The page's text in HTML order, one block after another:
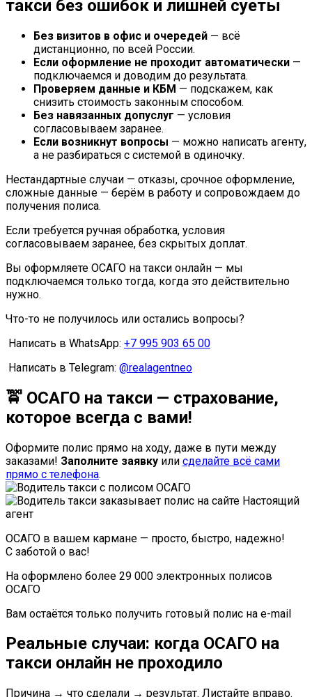
такси без ошибок и лишней суеты
Без визитов в офис и очередей — всё
дистанционно, по всей России.
Если оформление не проходит автоматически —
подключаемся и доводим до результата.
Проверяем данные и КБМ — подскажем, как
снизить стоимость законным способом.
Без навязанных допуслуг — условия
согласовываем заранее.
Если возникнут вопросы — можно написать агенту,
а не разбираться с системой в одиночку.
Нестандартные случаи — отказы, срочное оформление,
сложные данные — берём в работу и сопровождаем до
получения полиса.
Если требуется ручная обработка, условия
согласовываем заранее, без скрытых доплат.
Вы оформляете ОСАГО на такси онлайн — мы
подключаемся только тогда, когда это действительно
нужно.
Что-то не получилось или остались вопросы?
Написать в WhatsApp: +7 995 903 65 00
Написать в Telegram: @realagentneo
🚖 ОСАГО на такси — страхование,
которое всегда с вами!
Оформите полис прямо на ходу, даже в пути между
заказами! Заполните заявку или сделайте всё сами
прямо с телефона.
ОСАГО в вашем кармане — просто, быстро, надежно!
С заботой о вас!
На оформлено более 29 000 электронных полисов
ОСАГО
Вам остаётся только получить готовый полис на e-mail
Реальные случаи: когда ОСАГО на
такси онлайн не проходило
Причина → что сделали → результат. Листайте вправо.